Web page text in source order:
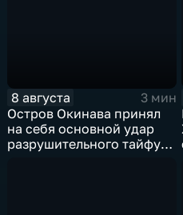
8 августа
3 мин
Остров Окинава принял
на себя основной удар
разрушительного тайфуна